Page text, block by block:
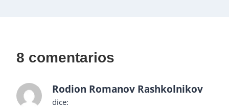
8 comentarios
Rodion Romanov Rashkolnikov
dice: